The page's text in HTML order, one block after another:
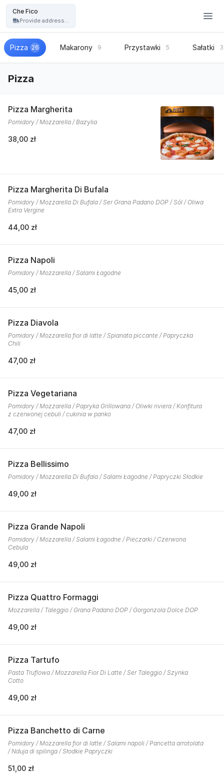
Che Fico
Provide address...
Pizza 26 Makarony 9 Przystawki 5 Sałatki 3
Pizza
Pizza Margherita
Pomidory / Mozzarella / Bazylia
38,00 zł
Pizza Margherita Di Bufala
Pomidory / Mozzarella Di Bufala / Ser Grana Padano DOP / Sól / Oliwa
Extra Vergine
44,00 zł
Pizza Napoli
Pomidory / Mozzarella / Salami Łagodne
45,00 zł
Pizza Diavola
Pomidory / Mozzarella fior di latte / Spianata piccante / Papryczka
Chili
47,00 zł
Pizza Vegetariana
Pomidory / Mozzarella / Papryka Grillowana / Oliwki riviera / Konfitura
z czerwonej cebuli / cukinia w panko
47,00 zł
Pizza Bellissimo
Pomidory / Mozzarella Di Bufala / Salami Łagodne / Papryczki Słodkie
49,00 zł
Pizza Grande Napoli
Pomidory / Mozzarella / Salami Łagodne / Pieczarki / Czerwona
Cebula
49,00 zł
Pizza Quattro Formaggi
Mozzarella / Taleggio / Grana Padano DOP / Gorgonzola Dolce DOP
49,00 zł
Pizza Tartufo
Pasta Truflowa / Mozzarella Fior Di Latte / Ser Taleggio / Szynka
Cotto
49,00 zł
Pizza Banchetto di Carne
Pomidory / Mozzarella fior di latte / Salami napoli / Pancetta arrotolata
/ Nduja di spilinga / Słodkie Papryczki
51,00 zł